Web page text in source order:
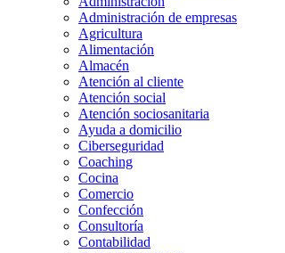
Administración de empresas
Agricultura
Alimentación
Almacén
Atención al cliente
Atención social
Atención sociosanitaria
Ayuda a domicilio
Ciberseguridad
Coaching
Cocina
Comercio
Confección
Consultoría
Contabilidad